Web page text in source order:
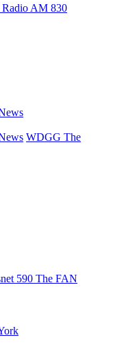
AM 830
WDGG The
590 The FAN